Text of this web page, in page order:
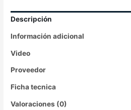
Descripción
Información adicional
Video
Proveedor
Ficha tecnica
Valoraciones (0)